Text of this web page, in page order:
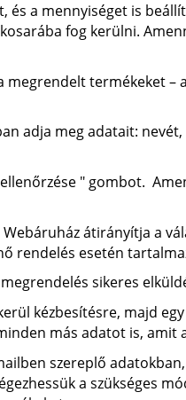
a mennyiséget is
fog kerülni.
termékeket
adja meg adatait:
" gombot.
átirányítja a
rendelés esetén
sikeres
kézbesítésre, majd
más adatot is,
szereplő
a szükséges